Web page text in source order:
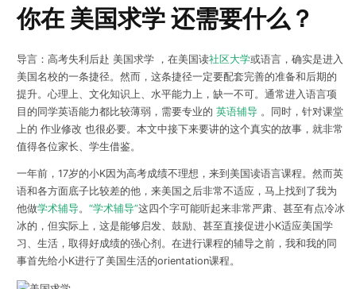
你在 美国求学 还需要什么？
导言：高考失利后赴 美国求学 ，在美国读社区大学或语言，确实是进入
美国名校的一条捷径。然而，这条捷径一定要配套完善的准备和后期的
提升。心理上、文化知识上、水平能力上，缺一不可。通常进入语言项
目的同学英语能力都比较薄弱，需要专业的 英语辅导。同时，针对课堂
上的 作业修改 也很必要。本文中接下来要讲的这个真实的故事，就非常
值得各位家长、学生借鉴。
一年前，17岁的小K因为高考成绩不理想，来到美国读语言课程。然而英
语和各方面底子比较差的他，来美国之后非常不适应，马上找到了我为
他做学术辅导。 “学术辅导”这四个字可能听起来非常严肃、甚至有点冷冰
冰的，但实际上，这是能够启发、鼓励、甚至直接促进小K适应美国学
习、生活，取得好成绩的强心剂。在进行课程的辅导之前，我和我的同
事首先给小K进行了美国生活的orientation课程。